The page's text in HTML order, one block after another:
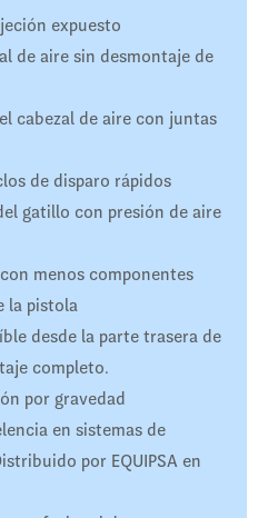
expuesto
de aire sin desmontaje de
cabezal de aire con juntas
de disparo rápidos
gatillo con presión de aire
menos componentes
la pistola
desde la parte trasera de
completo.
por gravedad
en sistemas de
por EQUIPSA en